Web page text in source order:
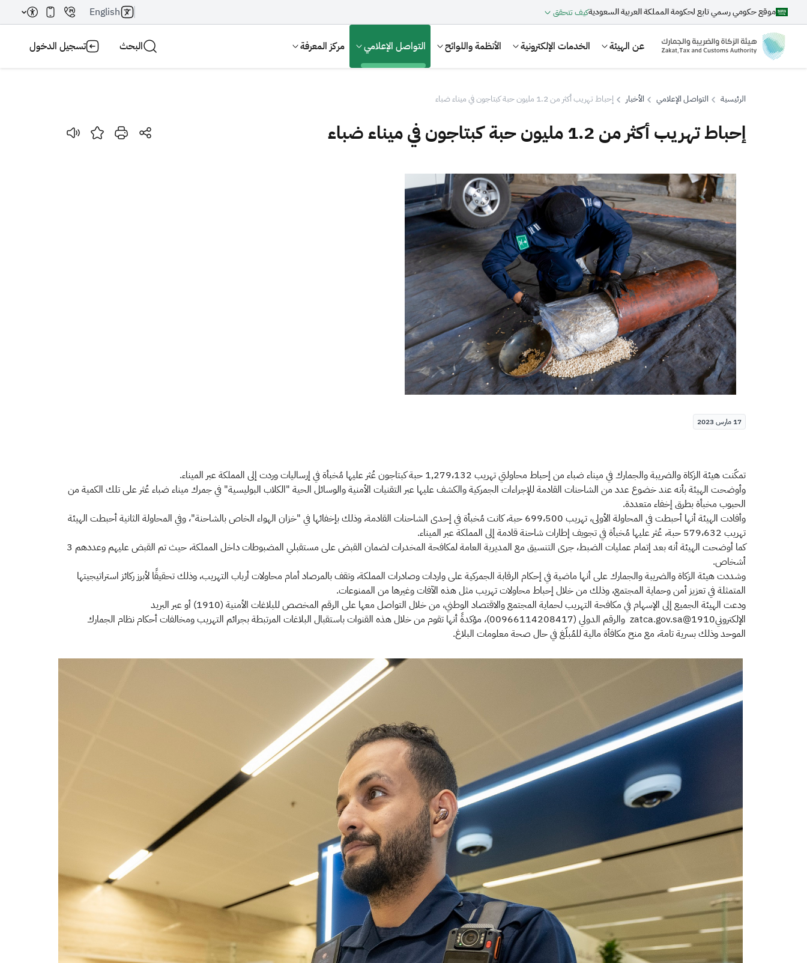
موقع حكومي رسمي تابع لحكومة المملكة العربية السعوديةكيف تتحقق English
عن الهيئة الخدمات الإلكترونية الأنظمة واللوائح التواصل الإعلامي مركز المعرفة البحث تسجيل الدخول
بحث
اقتراحات
الزكاة الجمارك ضريبة القيمة المضافة الإقرار الضريبي التصرفات العقارية
الرئيسية التواصل الإعلامي الأخبار إحباط تهريب أكثر من 1.2 مليون حبة كبتاجون في ميناء ضباء
إحباط تهريب أكثر من 1.2 مليون حبة كبتاجون في ميناء ضباء
17 مارس 2023
تمكّنت هيئة الزكاة والضريبة والجمارك في ميناء ضباء من إحباط محاولتي تهريب 1,279،132 حبة كبتاجون عُثر عليها مُخبأة في إرساليات وردت إلى المملكة عبر الميناء.
وأوضحت الهيئة بأنه عند خضوع عدد من الشاحنات القادمة للإجراءات الجمركية والكشف عليها عبر التقنيات الأمنية والوسائل الحية "الكلاب البوليسية" في جمرك ميناء ضباء عُثر على تلك الكمية من
الحبوب مخبأة بطرق إخفاء متعددة.
وأفادت الهيئة أنها أحبطت في المحاولة الأولى، تهريب 699،500 حبة، كانت مُخبأة في إحدى الشاحنات القادمة، وذلك بإخفائها في "خزان الهواء الخاص بالشاحنة"، وفي المحاولة الثانية أحبطت الهيئة
تهريب 579،632 حبة، عُثر عليها مُخبأة في تجويف إطارات شاحنة قادمة إلى المملكة عبر الميناء.
كما أوضحت الهيئة أنه بعد إتمام عمليات الضبط، جرى التنسيق مع المديرية العامة لمكافحة المخدرات لضمان القبض على مستقبلي المضبوطات داخل المملكة، حيث تم القبض عليهم وعددهم 3
أشخاص.
وشددت هيئة الزكاة والضريبة والجمارك على أنها ماضية في إحكام الرقابة الجمركية على واردات وصادرات المملكة، وتقف بالمرصاد أمام محاولات أرباب التهريب، وذلك تحقيقًا لأبرز ركائز استراتيجيتها
المتمثلة في تعزيز أمن وحماية المجتمع، وذلك من خلال إحباط محاولات تهريب مثل هذه الآفات وغيرها من الممنوعات.
ودعت الهيئة الجميع إلى الإسهام في مكافحة التهريب لحماية المجتمع والاقتصاد الوطني، من خلال التواصل معها على الرقم المخصص للبلاغات الأمنية (1910) أو عبر البريد
الإلكتروني1910@zatca.gov.sa والرقم الدولي (00966114208417)، مؤكدةً أنها تقوم من خلال هذه القنوات باستقبال البلاغات المرتبطة بجرائم التهريب ومخالفات أحكام نظام الجمارك
الموحد وذلك بسرية تامة، مع منح مكافأة مالية للمُبلّغ في حال صحة معلومات البلاغ.